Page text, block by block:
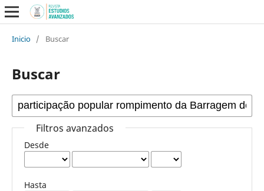
Inicio / Buscar
Buscar
Filtros avanzados
Desde
Hasta